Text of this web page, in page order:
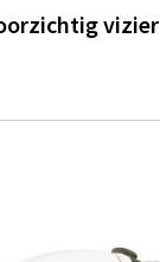
vizier